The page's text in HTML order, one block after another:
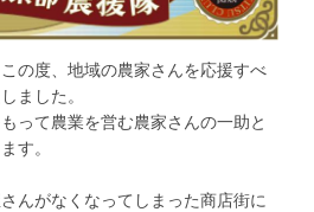
の度、地域の農家さんを応援すべ
ました。
って農業を営む農家さんの一助と
す。
んがなくなってしまった商店街に